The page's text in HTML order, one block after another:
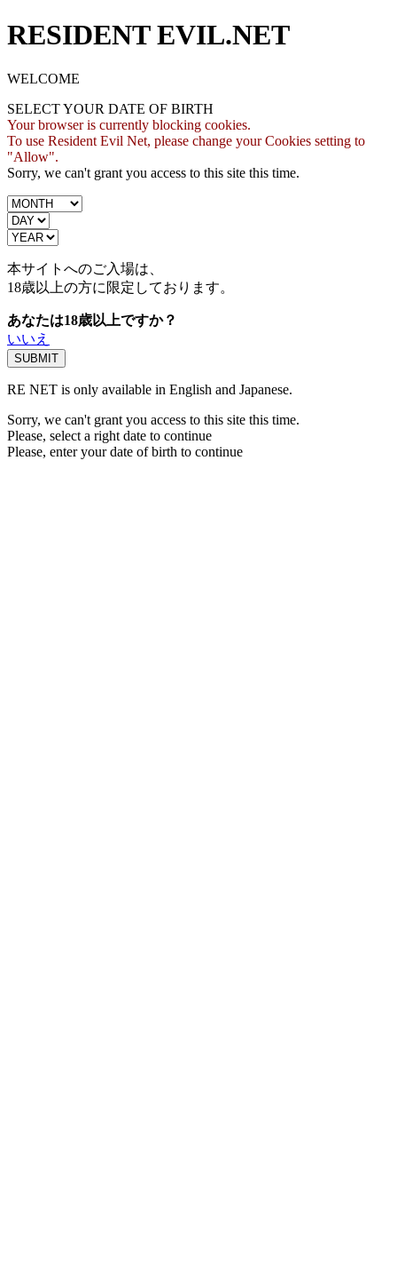
RESIDENT EVIL.NET
WELCOME
SELECT YOUR DATE OF BIRTH
Your browser is currently blocking cookies.
To use Resident Evil Net, please change your Cookies setting to
"Allow".
Sorry, we can't grant you access to this site this time.
本サイトへのご入場は、
18歳以上の方に限定しております。
あなたは18歳以上ですか？
いいえ
RE NET is only available in English and Japanese.
Sorry, we can't grant you access to this site this time.
Please, select a right date to continue
Please, enter your date of birth to continue